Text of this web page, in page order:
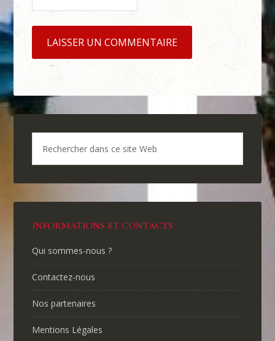
INFORMATIONS ET CONTACTS
Qui sommes-nous ?
Contactez-nous
Nos partenaires
Mentions Légales